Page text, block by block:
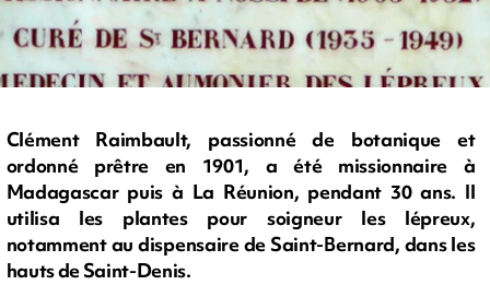
Clément Raimbault, passionné de botanique et
ordonné prêtre en 1901, a été missionnaire à
Madagascar puis à La Réunion, pendant 30 ans. Il
utilisa les plantes pour soigneur les lépreux,
notamment au dispensaire de Saint-Bernard, dans les
hauts de Saint-Denis.